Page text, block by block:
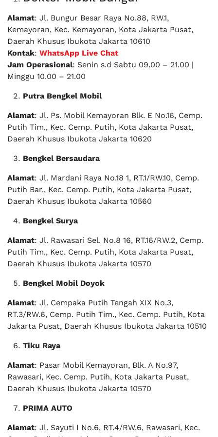
Alamat: Jl. Bungur Besar Raya No.88, RW.1,
Kemayoran, Kec. Kemayoran, Kota Jakarta Pusat,
Daerah Khusus Ibukota Jakarta 10610
Kontak: WhatsApp Live Chat
Jam Operasional: Senin s.d Sabtu 09.00 – 21.00 |
Minggu 10.00 – 21.00
Putra Bengkel Mobil
Alamat: Jl. Ps. Mobil Kemayoran Blk. E No.16, Cemp.
Putih Tim., Kec. Cemp. Putih, Kota Jakarta Pusat,
Daerah Khusus Ibukota Jakarta 10620
Bengkel Bersaudara
Alamat: Jl. Mardani Raya No.18 1, RT.1/RW.10, Cemp.
Putih Bar., Kec. Cemp. Putih, Kota Jakarta Pusat,
Daerah Khusus Ibukota Jakarta 10560
Bengkel Surya
Alamat: Jl. Rawasari Sel. No.8 16, RT.16/RW.2, Cemp.
Putih Tim., Kec. Cemp. Putih, Kota Jakarta Pusat,
Daerah Khusus Ibukota Jakarta 10570
Bengkel Mobil Doyok
Alamat: Jl. Cempaka Putih Tengah XIX No.3,
RT.3/RW.6, Cemp. Putih Tim., Kec. Cemp. Putih, Kota
Jakarta Pusat, Daerah Khusus Ibukota Jakarta 10510
Tiku Raya
Alamat: Pasar Mobil Kemayoran, Blk. A No.97,
Rawasari, Kec. Cemp. Putih, Kota Jakarta Pusat,
Daerah Khusus Ibukota Jakarta 10570
PRIMA AUTO
Alamat: Jl. Sayuti I No.6, RT.4/RW.6, Rawasari, Kec.